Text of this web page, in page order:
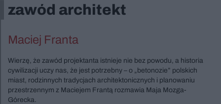
zawód architekt
Maciej Franta
Wierzę, że zawód projektanta istnieje nie bez powodu, a historia
cywilizacji uczy nas, że jest potrzebny – o „betonozie” polskich
miast, rodzinnych tradycjach architektonicznych i planowaniu
przestrzennym z Maciejem Frantą rozmawia Maja Mozga-
Górecka.